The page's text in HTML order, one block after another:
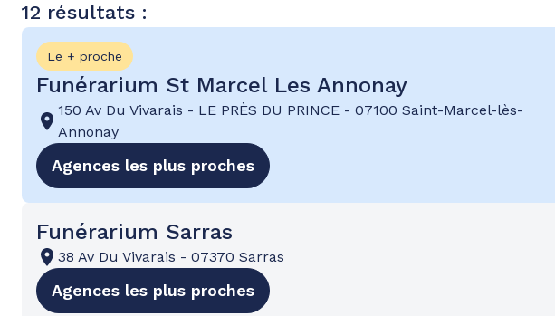
12 résultats :
Le + proche
Funérarium St Marcel Les Annonay
150 Av Du Vivarais - LE PRÈS DU PRINCE - 07100 Saint-Marcel-lès-
Annonay
Agences les plus proches
Funérarium Sarras
38 Av Du Vivarais - 07370 Sarras
Agences les plus proches